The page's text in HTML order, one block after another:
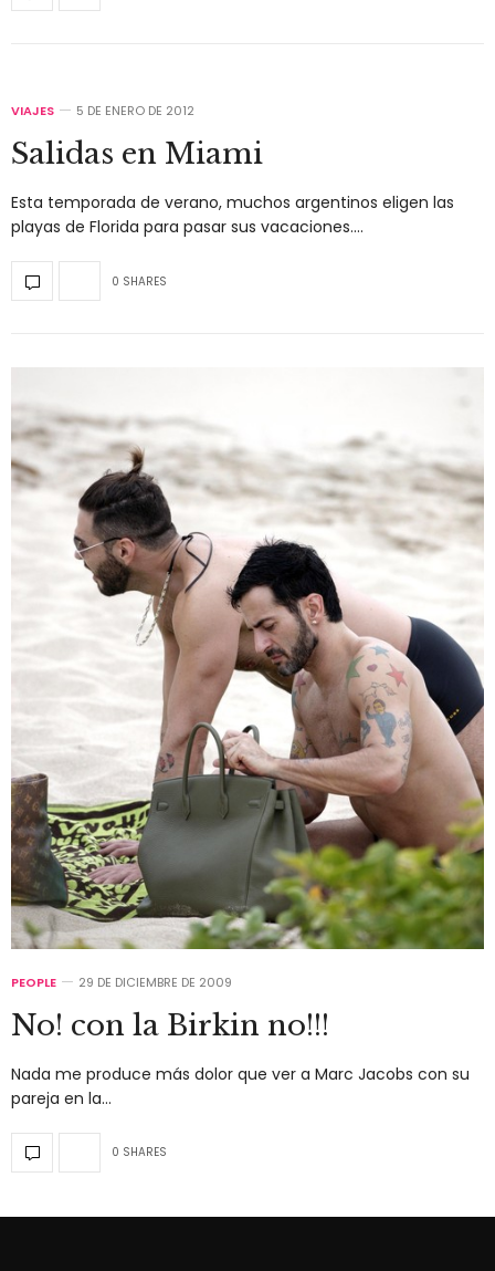
VIAJES 5 DE ENERO DE 2012
Salidas en Miami
Esta temporada de verano, muchos argentinos eligen las
playas de Florida para pasar sus vacaciones.…
0 SHARES
PEOPLE 29 DE DICIEMBRE DE 2009
No! con la Birkin no!!!
Nada me produce más dolor que ver a Marc Jacobs con su
pareja en la…
0 SHARES